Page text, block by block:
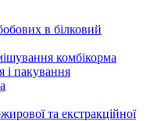
в білковий
комбікорма
і пакування
та екстракційної